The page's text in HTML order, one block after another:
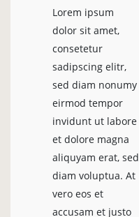
Lorem ipsum
dolor sit amet,
consetetur
sadipscing elitr,
sed diam nonumy
eirmod tempor
invidunt ut labore
et dolore magna
aliquyam erat, sed
diam voluptua. At
vero eos et
accusam et justo